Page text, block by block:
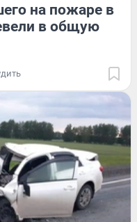
на пожаре в
в общую